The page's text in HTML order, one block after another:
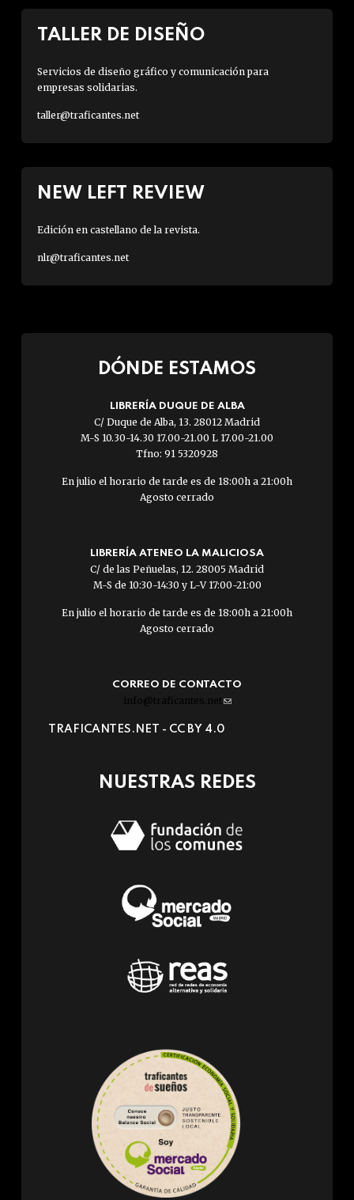
TALLER DE DISEÑO
Servicios de diseño gráfico y comunicación para
empresas solidarias.
taller@traficantes.net
NEW LEFT REVIEW
Edición en castellano de la revista.
nlr@traficantes.net
DÓNDE ESTAMOS
LIBRERÍA DUQUE DE ALBA
C/ Duque de Alba, 13. 28012 Madrid
M-S 10.30-14.30 17.00-21.00 L 17.00-21.00
Tfno: 91 5320928
En julio el horario de tarde es de 18:00h a 21:00h
Agosto cerrado
LIBRERÍA ATENEO LA MALICIOSA
C/ de las Peñuelas, 12. 28005 Madrid
M-S de 10:30-14:30 y L-V 17:00-21:00
En julio el horario de tarde es de 18:00h a 21:00h
Agosto cerrado
CORREO DE CONTACTO
info@traficantes.net (link
e-
TRAFICANTES.NET - CC BY 4.0
NUESTRAS REDES